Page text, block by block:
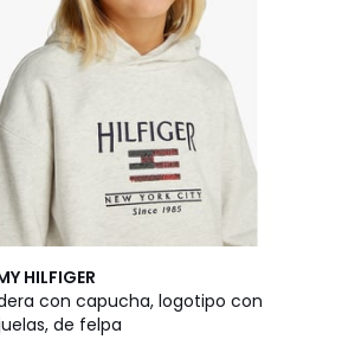
HILFIGER
con capucha, logotipo con
de felpa